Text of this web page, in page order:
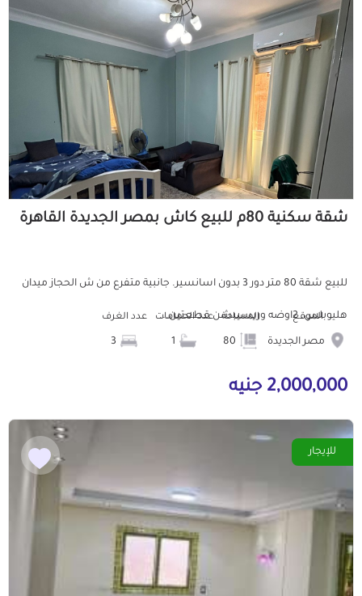
شقة سكنية 80م للبيع كاش بمصر الجديدة القاهرة
للبيع شقة 80 متر دور 3 بدون اسانسير. جانبية متفرع من ش الحجاز ميدان
هليوبلس. 2اوضه وريسيبشن قطعتين...
الموقع
مصر الجديدة
المساحة عدد الحمامات عدد الغرف
2,000,000 جنيه
للإيجار